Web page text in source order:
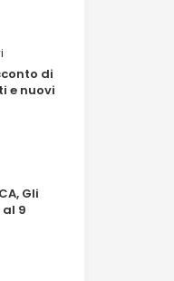
di
e nuovi
Gli
9